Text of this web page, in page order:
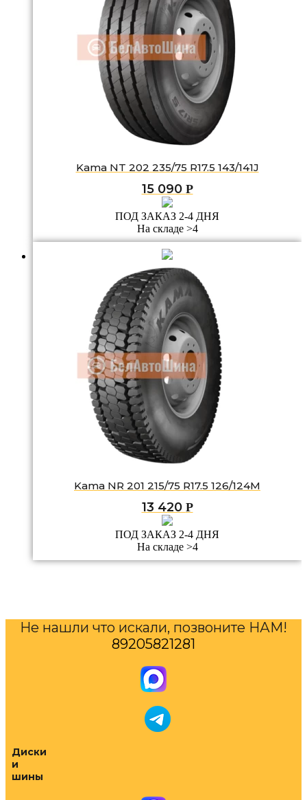
Kama NT 202 235/75 R17.5 143/141J
15 090 Р
ПОД ЗАКАЗ 2-4 ДНЯ
На складе >4
Kama NR 201 215/75 R17.5 126/124M
13 420 Р
ПОД ЗАКАЗ 2-4 ДНЯ
На складе >4
Не нашли что искали, позвоните НАМ!
89205821281
Диски
и
шины